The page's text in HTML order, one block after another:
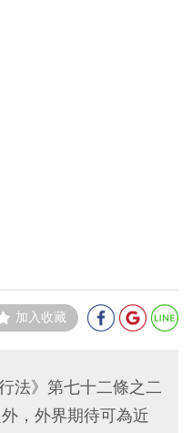
加入收藏
法》第七十二條之二
，外界期待可為近